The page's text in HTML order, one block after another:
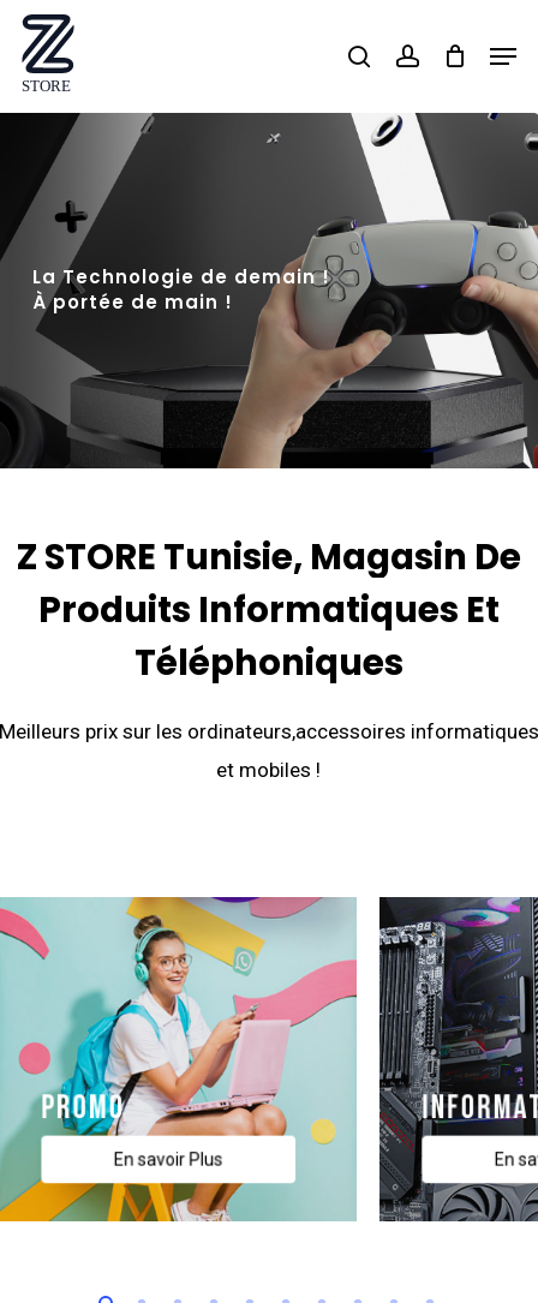
Skip
main
searchaccount
La Technologie de demain !
À portée de main !
ZSTORETunisie, Magasin De
Produits Informatiques Et
Téléphoniques
prix sur les ordinateurs,accessoires informatiques
et mobiles !
Promo
En savoir Plus En
Menu